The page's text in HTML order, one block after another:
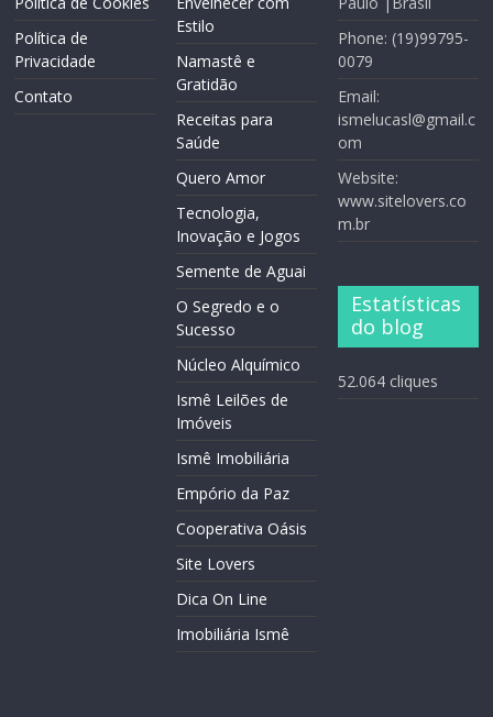
Política de
Privacidade
Contato
Estilo
Namastê e
Gratidão
Receitas para
Saúde
Quero Amor
Tecnologia,
Inovação e Jogos
Semente de Aguai
O Segredo e o
Sucesso
Núcleo Alquímico
Ismê Leilões de
Imóveis
Ismê Imobiliária
Empório da Paz
Cooperativa Oásis
Site Lovers
Dica On Line
Imobiliária Ismê
Phone: (19)99795-
0079
Email:
ismelucasl@gmail.c
om
Website:
www.sitelovers.co
m.br
Estatísticas
do blog
52.064 cliques